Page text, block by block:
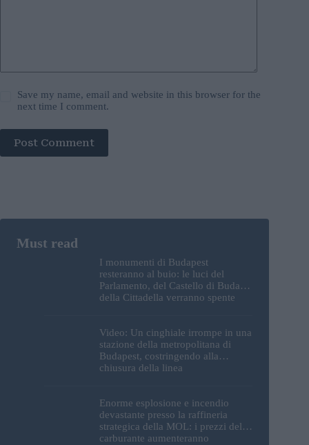
Save my name, email and website in this browser for the
next time I comment.
Post Comment
I monumenti di Budapest
resteranno al buio: le luci del
Parlamento, del Castello di Buda e
della Cittadella verranno spente
Video: Un cinghiale irrompe in una
stazione della metropolitana di
Budapest, costringendo alla
chiusura della linea
Enorme esplosione e incendio
devastante presso la raffineria
strategica della MOL: i prezzi del
carburante aumenteranno